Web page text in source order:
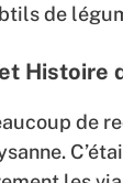
de
Histoire
de